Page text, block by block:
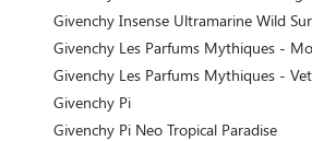
Givenchy Insense Ultramarine Wild
Givenchy Les Parfums Mythiques -
Givenchy Les Parfums Mythiques -
Givenchy Pi
Givenchy Pi Neo Tropical Paradise